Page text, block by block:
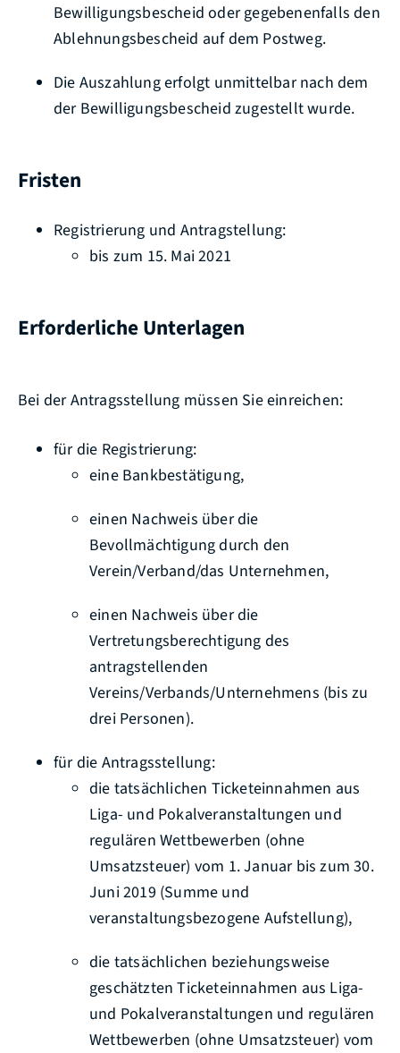
Bewilligungsbescheid oder gegebenenfalls den
Ablehnungsbescheid auf dem Postweg.
Die Auszahlung erfolgt unmittelbar nach dem
der Bewilligungsbescheid zugestellt wurde.
Fristen
Registrierung und Antragstellung:
bis zum 15. Mai 2021
Erforderliche Unterlagen
Bei der Antragsstellung müssen Sie einreichen:
für die Registrierung:
eine Bankbestätigung,
einen Nachweis über die
Bevollmächtigung durch den
Verein/Verband/das Unternehmen,
einen Nachweis über die
Vertretungsberechtigung des
antragstellenden
Vereins/Verbands/Unternehmens (bis zu
drei Personen).
für die Antragsstellung:
die tatsächlichen Ticketeinnahmen aus
Liga- und Pokalveranstaltungen und
regulären Wettbewerben (ohne
Umsatzsteuer) vom 1. Januar bis zum 30.
Juni 2019 (Summe und
veranstaltungsbezogene Aufstellung),
die tatsächlichen beziehungsweise
geschätzten Ticketeinnahmen aus Liga-
und Pokalveranstaltungen und regulären
Wettbewerben (ohne Umsatzsteuer) vom